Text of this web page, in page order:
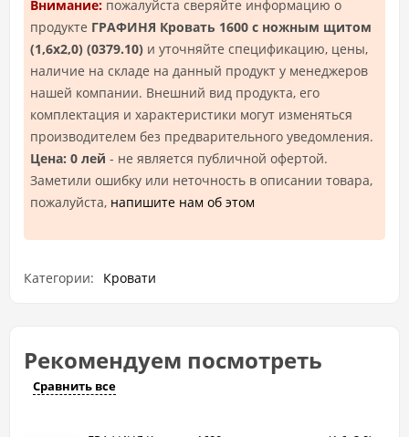
Внимание: пожалуйста сверяйте информацию о
продукте ГРАФИНЯ Кровать 1600 с ножным щитом
(1,6х2,0) (0379.10) и уточняйте спецификацию, цены,
наличие на складе на данный продукт у менеджеров
нашей компании. Внешний вид продукта, его
комплектация и характеристики могут изменяться
производителем без предварительного уведомления.
Цена: 0 лей - не является публичной офертой.
Заметили ошибку или неточность в описании товара,
пожалуйста, напишите нам об этом
Категории: Кровати
Рекомендуем посмотреть
Сравнить все